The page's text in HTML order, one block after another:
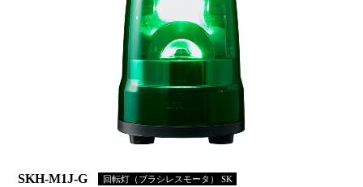
SKH-M1J-G 回転灯（ブラシレスモータ） SK